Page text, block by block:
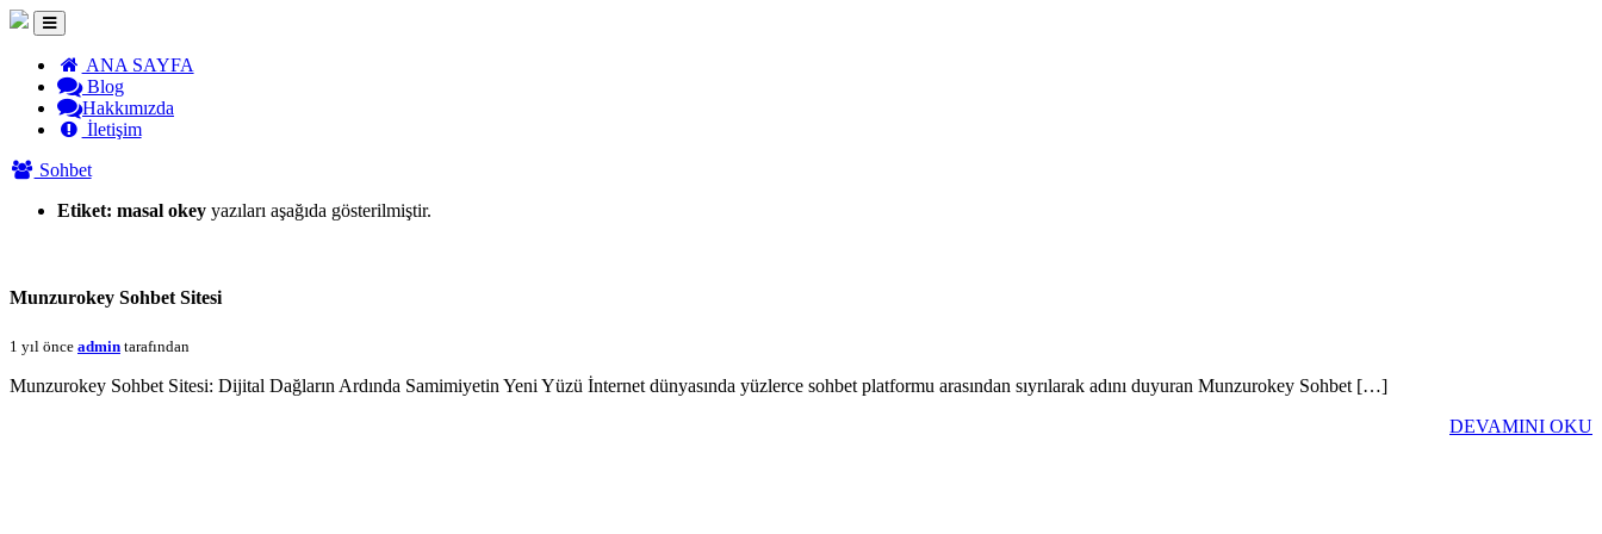
ANA SAYFA
Blog
Hakkımızda
İletişim
Sohbet
Etiket: masal okey yazıları aşağıda gösterilmiştir.
Munzurokey Sohbet Sitesi
1 yıl önce admin tarafından
Munzurokey Sohbet Sitesi: Dijital Dağların Ardında Samimiyetin Yeni Yüzü İnternet dünyasında yüzlerce sohbet platformu arasından sıyrılarak adını duyuran Munzurokey Sohbet […]
DEVAMINI OKU